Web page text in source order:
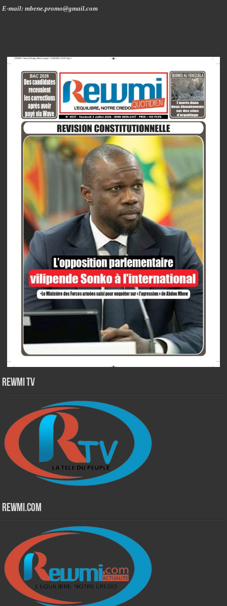
E-mail: mbene.promo@gmail.com
Rewmi TV
Rewmi.Com